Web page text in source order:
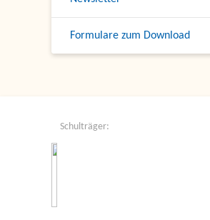
Formulare zum Download
Schulträger: